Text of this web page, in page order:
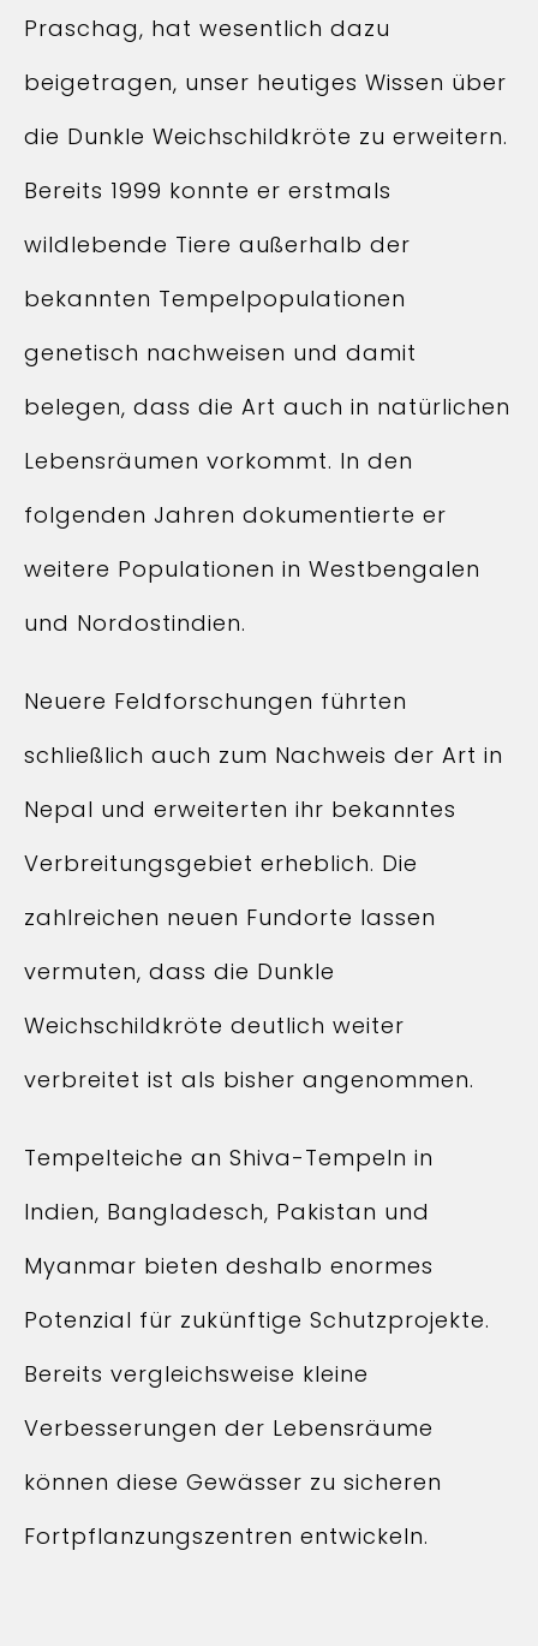
Praschag, hat wesentlich dazu
beigetragen, unser heutiges Wissen über
die Dunkle Weichschildkröte zu erweitern.
Bereits 1999 konnte er erstmals
wildlebende Tiere außerhalb der
bekannten Tempelpopulationen
genetisch nachweisen und damit
belegen, dass die Art auch in natürlichen
Lebensräumen vorkommt. In den
folgenden Jahren dokumentierte er
weitere Populationen in Westbengalen
und Nordostindien.
Neuere Feldforschungen führten
schließlich auch zum Nachweis der Art in
Nepal und erweiterten ihr bekanntes
Verbreitungsgebiet erheblich. Die
zahlreichen neuen Fundorte lassen
vermuten, dass die Dunkle
Weichschildkröte deutlich weiter
verbreitet ist als bisher angenommen.
Tempelteiche an Shiva-Tempeln in
Indien, Bangladesch, Pakistan und
Myanmar bieten deshalb enormes
Potenzial für zukünftige Schutzprojekte.
Bereits vergleichsweise kleine
Verbesserungen der Lebensräume
können diese Gewässer zu sicheren
Fortpflanzungszentren entwickeln.